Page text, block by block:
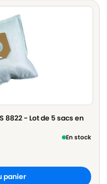
8822 - Lot de 5 sacs en
En stock
panier